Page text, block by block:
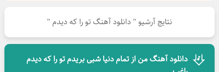
نتایج آرشیو " دانلود آهنگ تو را که دیدم "
دانلود آهنگ من از تمام دنیا شبی بریدم تو را که دیدم